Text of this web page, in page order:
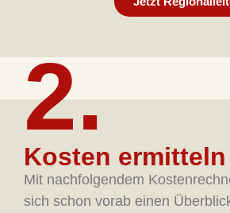
2.
Kosten ermitteln
Mit nachfolgendem
sich schon vorab einen